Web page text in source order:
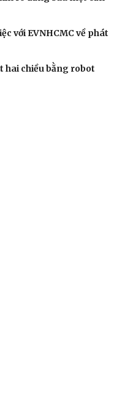
với EVNHCMC về phát
hai chiều bằng robot